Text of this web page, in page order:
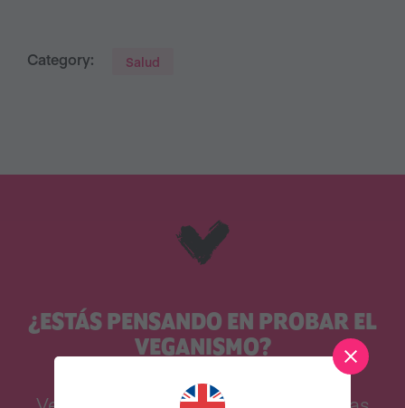
Category: Salud
¿ESTÁS PENSANDO EN PROBAR EL
VEGANISMO?